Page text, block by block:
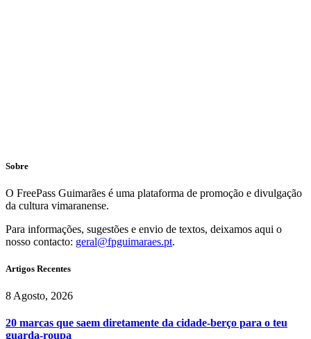
Sobre
O FreePass Guimarães é uma plataforma de promoção e divulgação
da cultura vimaranense.
Para informações, sugestões e envio de textos, deixamos aqui o
nosso contacto: geral@fpguimaraes.pt.
Artigos Recentes
8 Agosto, 2026
20 marcas que saem diretamente da cidade-berço para o teu
guarda-roupa